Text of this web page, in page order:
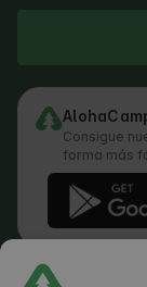
Consigue
forma más